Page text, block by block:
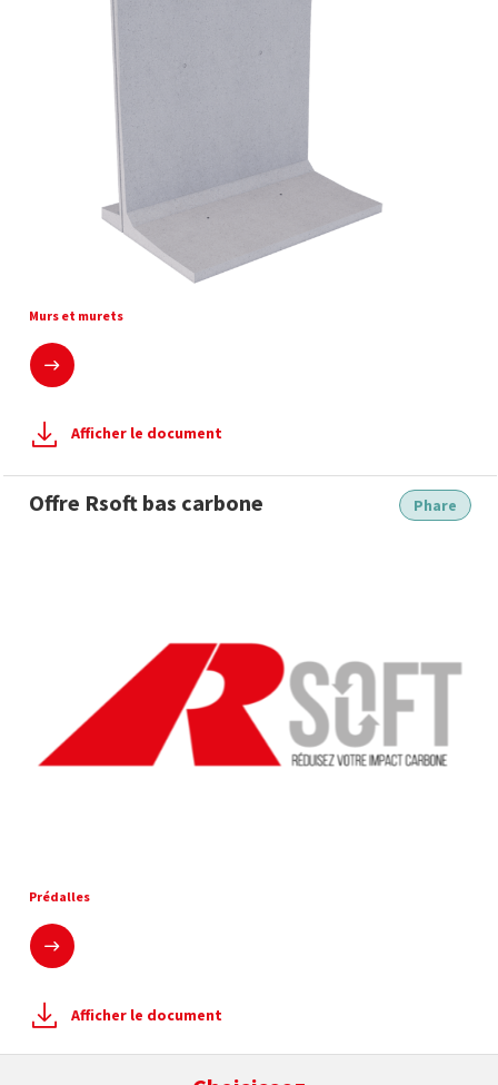
Murs et murets
En savoir plus
Afficher le document
Phare
Offre Rsoft bas carbone
Prédalles
En savoir plus
Afficher le document